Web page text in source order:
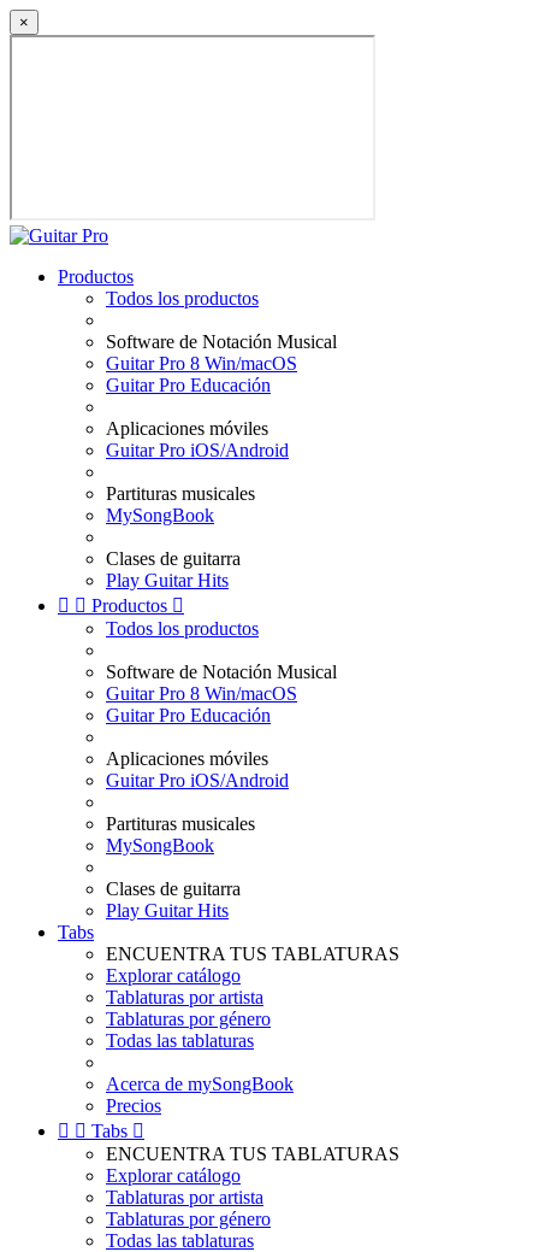
×
Productos
Todos los productos
Software de Notación Musical
Guitar Pro 8 Win/macOS
Guitar Pro Educación
Aplicaciones móviles
Guitar Pro iOS/Android
Partituras musicales
MySongBook
Clases de guitarra
Play Guitar Hits
  Productos 
Todos los productos
Software de Notación Musical
Guitar Pro 8 Win/macOS
Guitar Pro Educación
Aplicaciones móviles
Guitar Pro iOS/Android
Partituras musicales
MySongBook
Clases de guitarra
Play Guitar Hits
Tabs
ENCUENTRA TUS TABLATURAS
Explorar catálogo
Tablaturas por artista
Tablaturas por género
Todas las tablaturas
Acerca de mySongBook
Precios
  Tabs 
ENCUENTRA TUS TABLATURAS
Explorar catálogo
Tablaturas por artista
Tablaturas por género
Todas las tablaturas